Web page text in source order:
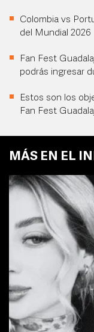
Colombia vs
del Mundial 2026
Fan Fest
podrás ingresar
Estos son los
Fan Fest
MÁS EN EL